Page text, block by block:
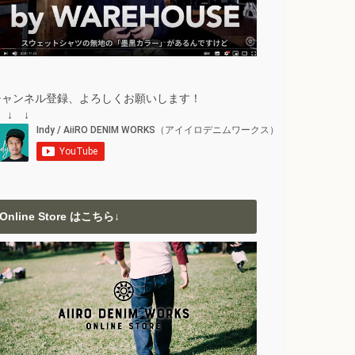
ンネル登録、よろしくお願いします！
↓ ↓
Online Store はこちら↓